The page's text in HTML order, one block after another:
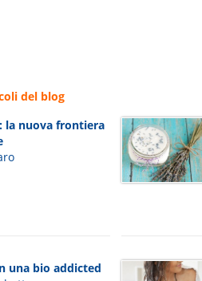
del blog
la nuova frontiera
una bio addicted